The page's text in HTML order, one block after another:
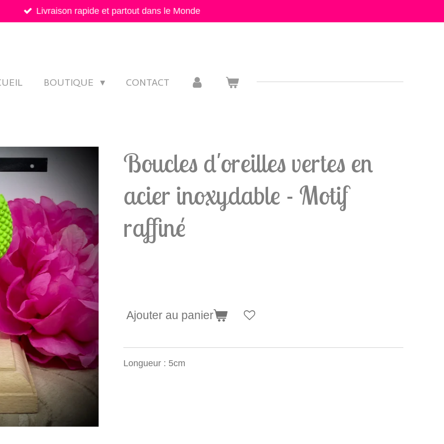
Livraison rapide et partout dans le Monde
BOUTIQUE CONTACT
Boucles d'oreilles vertes en
acier inoxydable - Motif
raffiné
Ajouter au panier
Longueur : 5cm